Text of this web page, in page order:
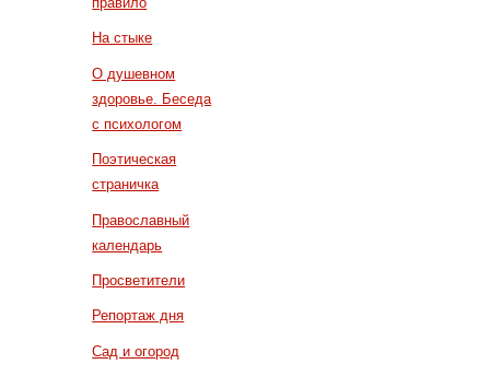
На стыке
О душевном
здоровье. Беседа
с психологом
Поэтическая
страничка
Православный
календарь
Просветители
Репортаж дня
Сад и огород